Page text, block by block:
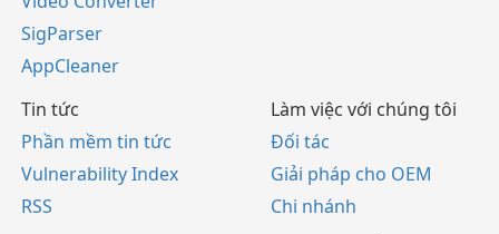
SigParser
AppCleaner
Tin tức
Phần mềm tin tức
Vulnerability Index
RSS
Làm việc với chúng tôi
Đối tác
Giải pháp cho OEM
Chi nhánh